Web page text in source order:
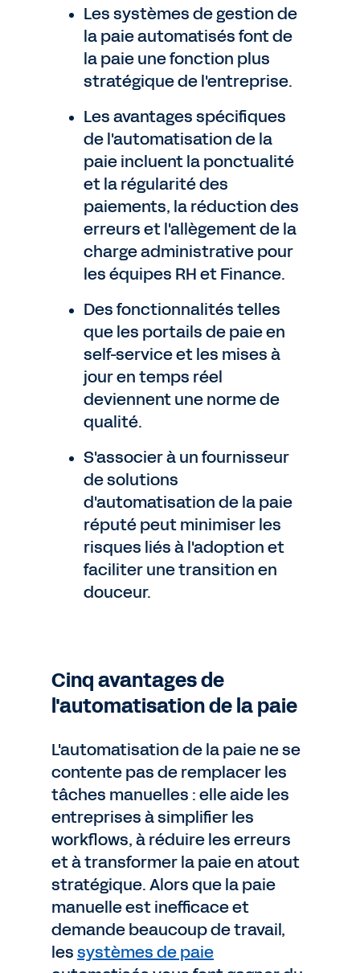
Les systèmes de gestion de
la paie automatisés font de
la paie une fonction plus
stratégique de l'entreprise.
Les avantages spécifiques
de l'automatisation de la
paie incluent la ponctualité
et la régularité des
paiements, la réduction des
erreurs et l'allègement de la
charge administrative pour
les équipes RH et Finance.
Des fonctionnalités telles
que les portails de paie en
self-service et les mises à
jour en temps réel
deviennent une norme de
qualité.
S'associer à un fournisseur
de solutions
d'automatisation de la paie
réputé peut minimiser les
risques liés à l'adoption et
faciliter une transition en
douceur.
Cinq avantages de
l'automatisation de la paie
L'automatisation de la paie ne se
contente pas de remplacer les
tâches manuelles : elle aide les
entreprises à simplifier les
workflows, à réduire les erreurs
et à transformer la paie en atout
stratégique. Alors que la paie
manuelle est inefficace et
demande beaucoup de travail,
lessystèmes de paie